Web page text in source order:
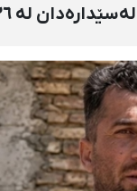
لەبەر چاوی